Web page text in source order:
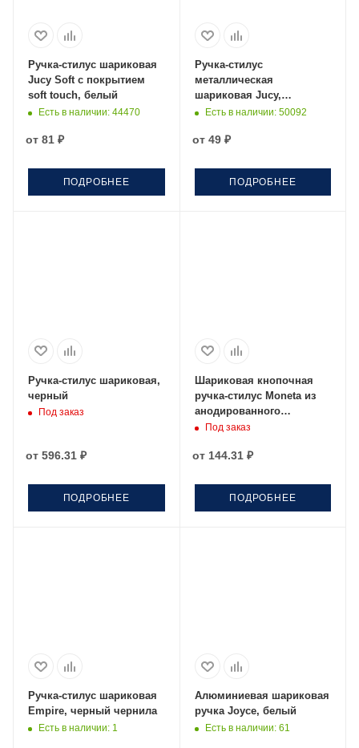
Ручка-стилус шариковая
Jucy Soft с покрытием
soft touch, белый
Есть в наличии: 44470
от 81 ₽
ПОДРОБНЕЕ
Ручка-стилус
металлическая
шариковая Jucy,
фиолетовый
Есть в наличии: 50092
от 49 ₽
ПОДРОБНЕЕ
Ручка-стилус шариковая,
черный
Под заказ
от 596.31 ₽
ПОДРОБНЕЕ
Шариковая кнопочная
ручка-стилус Moneta из
анодированного
алюминия, ярко-синий
Под заказ
от 144.31 ₽
ПОДРОБНЕЕ
Ручка-стилус шариковая
Empire, черный чернила
Есть в наличии: 1
Алюминиевая шариковая
ручка Joyce, белый
Есть в наличии: 61